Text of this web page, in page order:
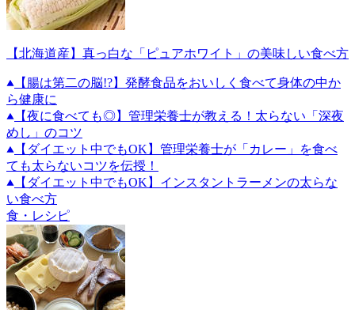
【北海道産】真っ白な「ピュアホワイト」の美味しい食べ方
【腸は第二の脳!?】発酵食品をおいしく食べて身体の中か
ら健康に
【夜に食べても◎】管理栄養士が教える！太らない「深夜
めし」のコツ
【ダイエット中でもOK】管理栄養士が「カレー」を食べ
ても太らないコツを伝授！
【ダイエット中でもOK】インスタントラーメンの太らな
い食べ方
食・レシピ